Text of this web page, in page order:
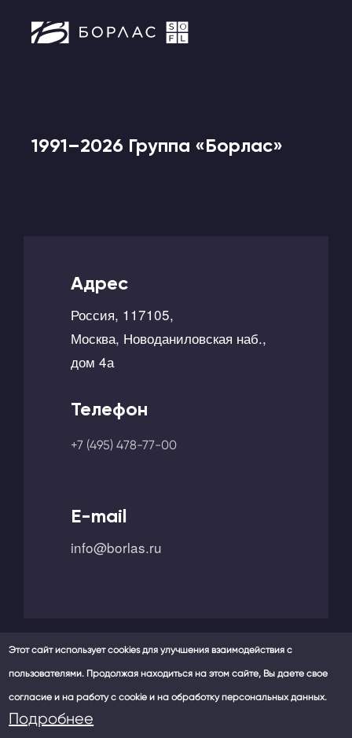
1991–2026 Группа «Борлас»
Адрес
Россия, 117105,
Москва, Новоданиловская наб.,
дом 4а
Телефон
+7 (495) 478-77-00
E-mail
info@borlas.ru
Мы в социальных сетях -
Этот сайт использует cookies для улучшения взаимодействия с
пользователями. Продолжая находиться на этом сайте, Вы даете свое
согласие и на работу с cookie и на обработку персональных данных.
Подробнее